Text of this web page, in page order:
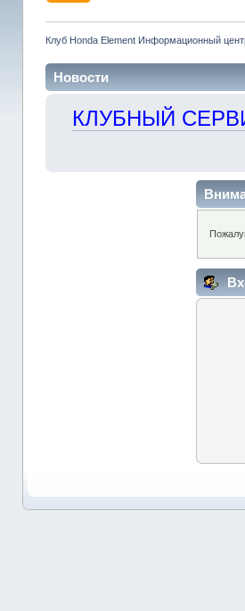
Клуб Honda Element Информационный
Новости
КЛУБНЫЙ